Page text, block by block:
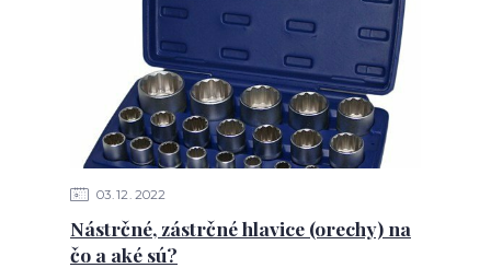
03 12 2022
Nástrčné, zástrčné hlavice (orechy) na
čo a aké sú?